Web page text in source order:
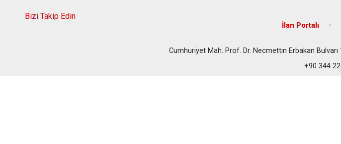
Bizi Takip Edin
İlan Portalı
Cumhuriyet Mah. Prof. Dr. Necmettin Erbakan
+90 344